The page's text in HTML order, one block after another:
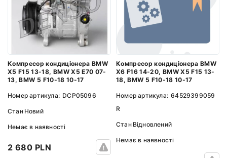
Компресор кондиціонера BMW
X5 F15 13-18, BMW X5 E70 07-
13, BMW 5 F10-18 10-17
Номер артикула: DCP05096
Стан Новий
Немає в наявності
2 680 PLN
Компресор кондиціонера BMW
X6 F16 14-20, BMW X5 F15 13-
18, BMW 5 F10-18 10-17
Номер артикула: 64529399059
R
Стан Відновлений
Немає в наявності